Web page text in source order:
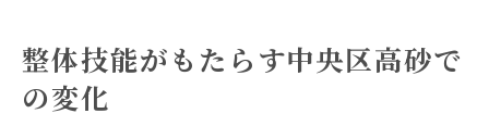
整体技能がもたらす中央区高砂で
の変化